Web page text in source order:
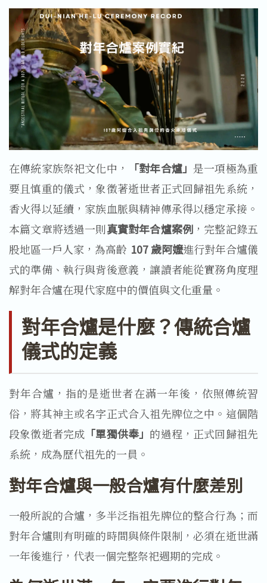
在傳統家族祭祀文化中， 「對年合爐」是一項極為重
要且慎重的儀式，象徵著逝世者正式回歸祖先系統，
香火得以延續，家族血脈與精神傳承得以穩定承接。
本篇文章將透過一則真實對年合爐案例 ，完整記錄五
股地區一戶人家，為高齡 107 歲阿嬤進行對年合爐儀
式的準備、執行與背後意義，讓讀者能從實務角度理
解對年合爐在現代家庭中的價值與文化重量。
對年合爐是什麼？傳統合爐
儀式的定義
對年合爐，指的是逝世者在滿一年後，依照傳統習
俗，將其神主或名字正式合入祖先牌位之中。這個階
段象徵逝者完成 「單獨供奉」 的過程，正式回歸祖先
系統，成為歷代祖先的一員。
對年合爐與一般合爐有什麼差別
一般所說的合爐，多半泛指祖先牌位的整合行為；而
對年合爐則有明確的時間與條件限制，必須在逝世滿
一年後進行，代表一個完整祭祀週期的完成。